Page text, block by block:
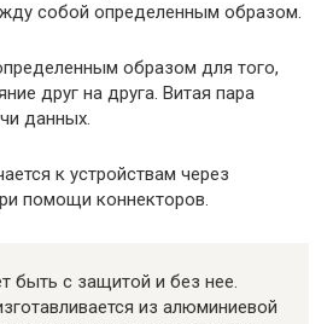
собой определенным образом.
образом для того,
друг на друга. Витая пара
данных.
к устройствам через
помощи коннекторов.
быть с защитой и без нее.
из алюминиевой